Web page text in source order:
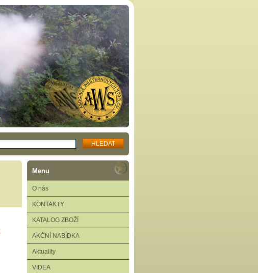
Menu
O nás
KONTAKTY
KATALOG ZBOŽÍ
AKČNÍ NABÍDKA
Aktuality
VIDEA